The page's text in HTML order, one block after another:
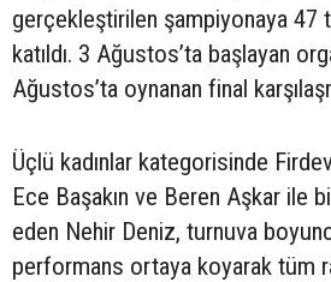
gerçekleştirilen şampiyonaya 47
katıldı. 3 Ağustos’ta başlayan
Ağustos’ta oynanan final
Üçlü kadınlar kategorisinde
Ece Başakın ve Beren Aşkar ile
eden Nehir Deniz, turnuva
performans ortaya koyarak tüm